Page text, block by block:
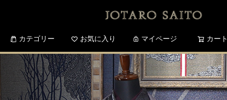
カテゴリー お気に入り マイページ カート
検索